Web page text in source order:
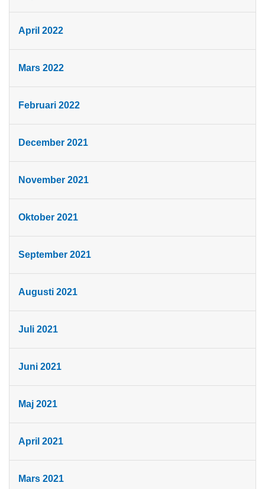
April 2022
Mars 2022
Februari 2022
December 2021
November 2021
Oktober 2021
September 2021
Augusti 2021
Juli 2021
Juni 2021
Maj 2021
April 2021
Mars 2021